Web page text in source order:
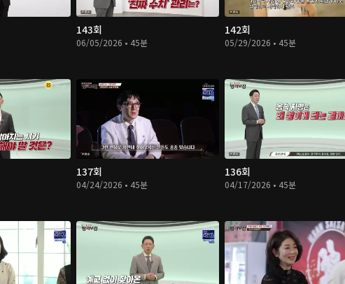
143회
06/05/2026 • 45분
142회
05/29/2026 • 45분
137회
04/24/2026 • 45분
136회
04/17/2026 • 45분